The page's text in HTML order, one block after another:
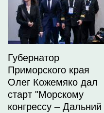
Губернатор
Приморского края
Олег Кожемяко дал
старт "Морскому
конгрессу – Дальний